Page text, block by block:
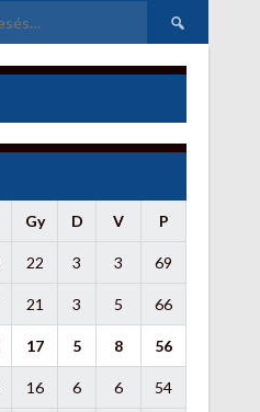
Keresés:
Gy D V P
22 3 3 69
21 3 5 66
17 5 8 56
16 6 6 54